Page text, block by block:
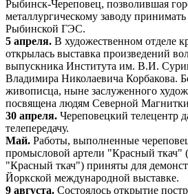
Рыбинск-Череповец, позволившая
металлургическому заводу
Рыбинской ГЭС.
5 апреля. В художественном отделе
открылась выставка произведений
выпускника Института им. В.И.
Владимира Николаевича Корбакова.
живописца, ныне заслуженного
посвящена людям Северной
30 апреля. Череповецкий телецентр
телепередачу.
Май. Работы, выполненные
промысловой артели "Красный ткач"
"Красный ткач") приняты для
Йоркской международной выставке.
9 августа. Состоялось открытие